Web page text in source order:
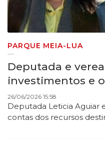
PARQUE MEIA-LUA
Deputada e
investimentos e
26/06/2026 15:58
Deputada Leticia Aguiar
contas dos recursos